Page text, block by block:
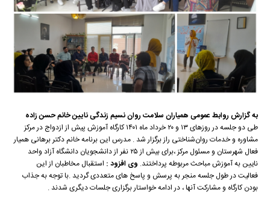
به گزارش روابط عمومی همیاران سلامت روان نسیم زندگی نایین خانم حسن زاده
طی دو جلسه در روزهای ۱۳ و ۲۰ خرداد ماه ۱۴۰۱ کارگاه آموزش پيش از ازدواج در مرکز
مشاوره و خدمات روان‌شناختی راز برگزار شد . مدرس این برنامه خانم دکتر برهانی همیار
فعال شهرستان و مسئول مرکز ،برای بیش از ۲۵ نفر از دانشجویان دانشگاه آزاد واحد
نایین به آموزش مباحث مربوطه پرداختند. وی افزود : استقبال مخاطبان از این
فعاليت در طول جلسه منجر به پرسش و پاسخ های متعددی گردید .با توجه به‌ جذاب
بودن کارگاه و مشارکت آنها ، در ادامه خواستار برگزاری جلسات دیگری شدند .